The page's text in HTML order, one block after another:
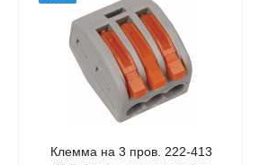
Клемма на 3 пров. 222-413